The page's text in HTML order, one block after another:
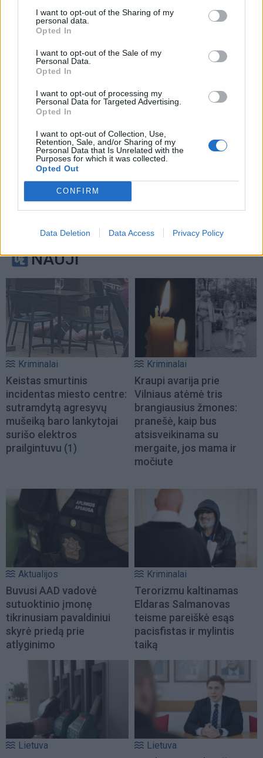
I want to opt-out of the Sharing of my
personal data.
Opted In
I want to opt-out of the Sale of my
Personal Data.
Opted In
I want to opt-out of processing my
Personal Data for Targeted Advertising.
Opted In
I want to opt-out of Collection, Use,
Retention, Sale, and/or Sharing of my
Personal Data that Is Unrelated with the
Purposes for which it was collected.
Opted Out
CONFIRM
Data Deletion Data Access Privacy Policy
Sukčiai nesnaudžia:
naudojasi dėl kietojo kuro
Gaisras automobilių
ratų
NAUJI
Kriminalai
Keistas smurtinis
incidentas miesto centre:
sutramdytą agresyvų
mušeiką baro lankytojai
surišo elektros
prailgintuvu (1)
Kriminalai
Kraupi avarija prie
Vilniaus atėmė tris
brangiausius žmones:
pranešė, kaip bus
atsisveikinama su
mergaite, jos mama ir
močiute
Aktualijos
Buvusi AAD vadovė
sutuoktinio įmonę
tikrinusiam pavaldiniui
skyrė priedą prie
atlyginimo
Kriminalai
Terorizmu kaltinamas
Eldaras Salmanovas
teisme pareiškė esąs
pacisfistas ir mylintis
taiką
Lietuva Lietuva